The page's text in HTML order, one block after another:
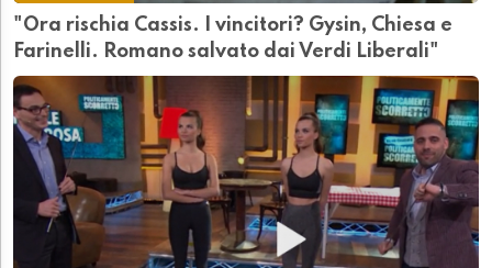
"Ora rischia Cassis. I vincitori? Gysin, Chiesa e
Farinelli. Romano salvato dai Verdi Liberali"